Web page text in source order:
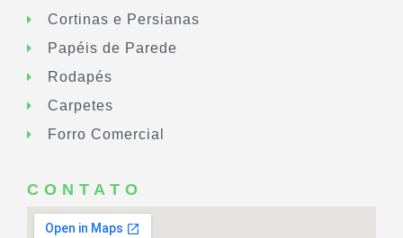
Cortinas e Persianas
Papéis de Parede
Rodapés
Carpetes
Forro Comercial
CONTATO